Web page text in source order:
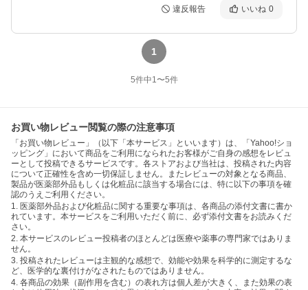
違反報告 いいね 0
1
5件中1〜5件
お買い物レビュー閲覧の際の注意事項
「お買い物レビュー」（以下「本サービス」といいます）は、「Yahoo!ショ
ッピング」において商品をご利用になられたお客様がご自身の感想をレビュ
ーとして投稿できるサービスです。各ストアおよび当社は、投稿された内容
について正確性を含め一切保証しません。またレビューの対象となる商品、
製品が医薬部外品もしくは化粧品に該当する場合には、特に以下の事項を確
認のうえご利用ください。
1. 医薬部外品および化粧品に関する重要な事項は、各商品の添付文書に書か
れています。本サービスをご利用いただく前に、必ず添付文書をお読みくだ
さい。
2. 本サービスのレビュー投稿者のほとんどは医療や薬事の専門家ではありま
せん。
3. 投稿されたレビューは主観的な感想で、効能や効果を科学的に測定するな
ど、医学的な裏付けがなされたものではありません。
4. 各商品の効果（副作用を含む）の表れ方は個人差が大きく、また効果の表